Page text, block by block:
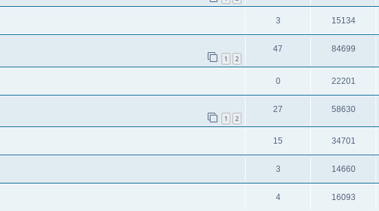
3 15134
1 2
47 84699
0 22201
1 2
27 58630
15 34701
3 14660
4 16093